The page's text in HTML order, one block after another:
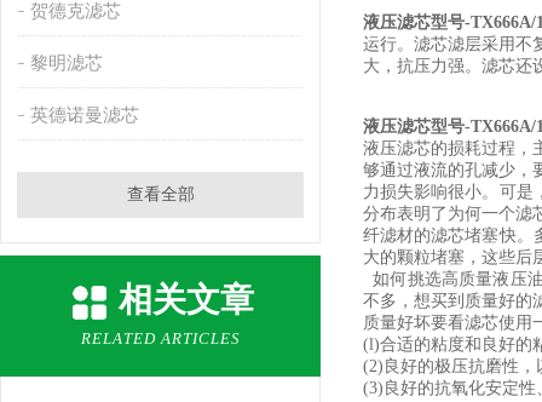
贺德克滤芯
黎明滤芯
英德诺曼滤芯
查看全部
相关文章
RELATED ARTICLES
液压滤芯型号-TX666A/
运行。滤芯滤层采用不
大，抗压力强。滤芯还
液压滤芯型号-TX666A/
液压滤芯的损耗过程，
够通过液流的孔减少，
力损失影响很小。可是
分布表明了为何一个滤
纤滤材的滤芯堵塞快。
大的颗粒堵塞，这些后
如何挑选高质量液压
不多，想买到质量好的
质量好坏要看滤芯使用
(l)合适的粘度和良好的
(2)良好的极压抗磨性
(3)良好的抗氧化安定